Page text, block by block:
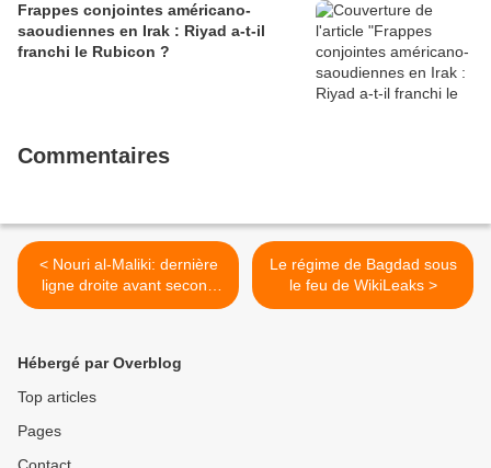
Frappes conjointes américano-
saoudiennes en Irak : Riyad a-t-il
franchi le Rubicon ?
Commentaires
< Nouri al-Maliki: dernière
ligne droite avant second
mandat?
Le régime de Bagdad sous
le feu de WikiLeaks >
Hébergé par Overblog
Top articles
Pages